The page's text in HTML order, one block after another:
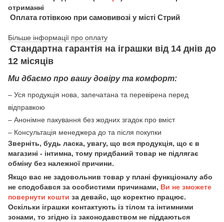
отриманні
Оплата готівкою при самовивозі у місті Стрий
Більше інформації про оплату
Стандартна гарантія на іграшки від 14 днів до
12 місяців
Ми дбаємо про вашу довіру та комфорт:
– Уся продукція нова, запечатана та перевірена перед
відправкою
– Анонімне пакування без жодних згадок про вміст
– Консультація менеджера до та після покупки
Зверніть, будь ласка, увагу, що вся продукція, що є в
магазині - інтимна, тому придбаний товар не підлягає
обміну без належної причини.
Якщо вас не задовольнив товар у плані функціоналу або
не сподобався за особистими причинами, Ви не зможете
повернути кошти за девайс, що коректно працює.
Оскільки іграшки контактують із тілом та інтимними
зонами, то згідно із законодавством не піддаються